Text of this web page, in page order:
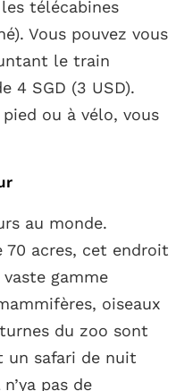
télécabines
Vous pouvez vous
le train
4 SGD (3 USD).
ou à vélo, vous
au monde.
70 acres, cet endroit
gamme
oiseaux
du zoo sont
un safari de nuit
pas de